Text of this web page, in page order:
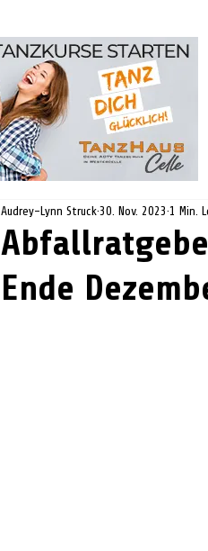
Ende
Audrey-Lynn Struck 30. Nov. 2023 1 Min.